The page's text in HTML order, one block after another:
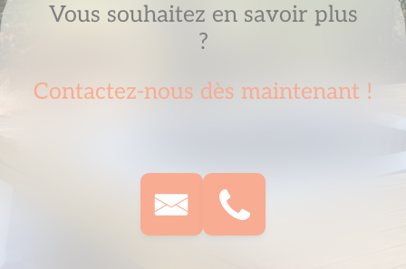
Vous souhaitez en savoir plus
?
Contactez-nous dès maintenant !